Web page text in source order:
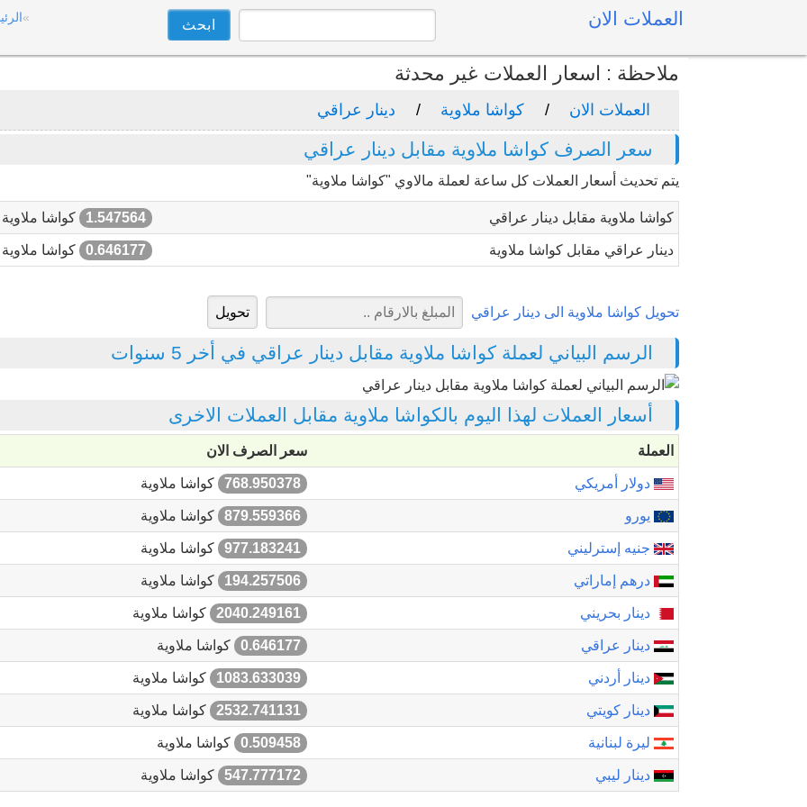
العملات الان
ملاحظة : اسعار العملات غير محدثة
العملات الان كواشا ملاوية دينار عراقي
سعر الصرف كواشا ملاوية مقابل دينار عراقي
يتم تحديث أسعار العملات كل ساعة لعملة مالاوي "كواشا ملاوية"
كواشا ملاوية مقابل دينار عراقي 1.547564 كواشا ملاوية
دينار عراقي مقابل كواشا ملاوية 0.646177 كواشا ملاوية
تحويل كواشا ملاوية الى دينار عراقي
الرسم البياني لعملة كواشا ملاوية مقابل دينار عراقي في أخر 5 سنوات
أسعار العملات لهذا اليوم بالكواشا ملاوية مقابل العملات الاخرى
العملة سعر الصرف الان
دولار أمريكي 768.950378 كواشا ملاوية
يورو 879.559366 كواشا ملاوية
جنيه إسترليني 977.183241 كواشا ملاوية
درهم إماراتي 194.257506 كواشا ملاوية
دينار بحريني 2040.249161 كواشا ملاوية
دينار عراقي 0.646177 كواشا ملاوية
دينار أردني 1083.633039 كواشا ملاوية
دينار كويتي 2532.741131 كواشا ملاوية
ليرة لبنانية 0.509458 كواشا ملاوية
دينار ليبي 547.777172 كواشا ملاوية